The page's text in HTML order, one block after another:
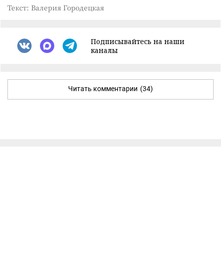
Текст: Валерия Городецкая
Подписывайтесь на наши
каналы
Читать комментарии (34)